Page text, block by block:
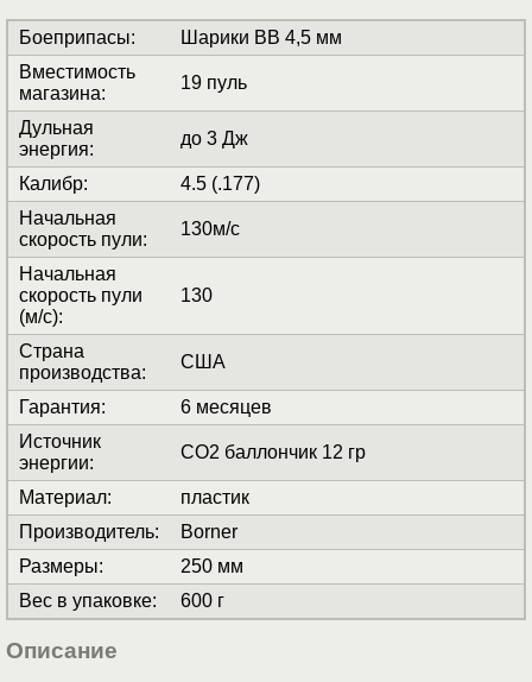
Боеприпасы:
Шарики BB 4,5 мм
Вместимость
магазина:
19 пуль
Дульная
энергия:
до 3 Дж
Калибр:
4.5 (.177)
Начальная
скорость пули:
130м/с
Начальная
скорость пули
(м/с):
130
Страна
производства:
США
Гарантия:
6 месяцев
Источник
энергии:
СО2 баллончик 12 гр
Материал:
пластик
Производитель:
Borner
Размеры:
250 мм
Вес в упаковке: 600 г
Описание